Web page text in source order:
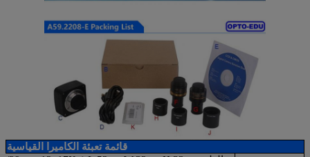
قائمة تعبئة الكاميرا القياسية